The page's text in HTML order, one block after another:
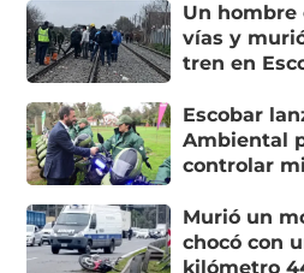
Un hombre
vías y
tren en
Escobar
Ambiental
controlar
Murió un
chocó con
kilómetro